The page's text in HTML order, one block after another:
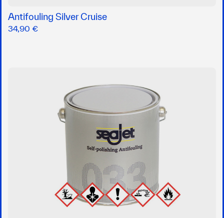
Antifouling Silver Cruise
34,90 €